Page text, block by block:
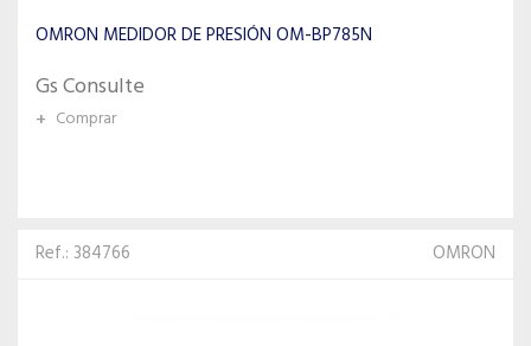
OMRON MEDIDOR DE PRESIÓN OM-BP785N
Gs Consulte
+ Comprar
Ref.: 384766 OMRON